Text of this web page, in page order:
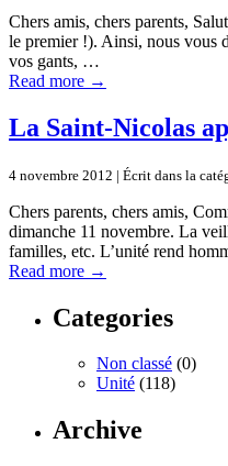
Chers amis, chers parents,
le premier !). Ainsi, nous vous
vos gants, …
Read more →
La Saint-Nicolas
4 novembre 2012 | Écrit dans la
Chers parents, chers amis,
dimanche 11 novembre. La
familles, etc. L’unité rend
Read more →
Categories
Non classé (0)
Unité (118)
Archive